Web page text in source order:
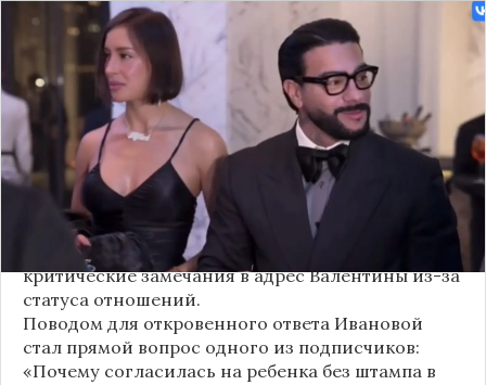
Валентина Иванова, избранница рэпера Тимати,
публично ответила на бестактный вопрос о
своем решении родить ребенка вне
официального брака. Ее резкая реакция стала
первым косвенным подтверждением слухов о
рождении дочери, ранее распространяемых
изданием «СтарХит».
Хотя сама звездная пара официально не
объявляла о пополнении, поклонники уже
засыпали их поздравлениями. Однако
некоторые комментаторы позволили себе
критические замечания в адрес Валентины из-за
статуса отношений.
Поводом для откровенного ответа Ивановой
стал прямой вопрос одного из подписчиков:
«Почему согласилась на ребенка без штампа в